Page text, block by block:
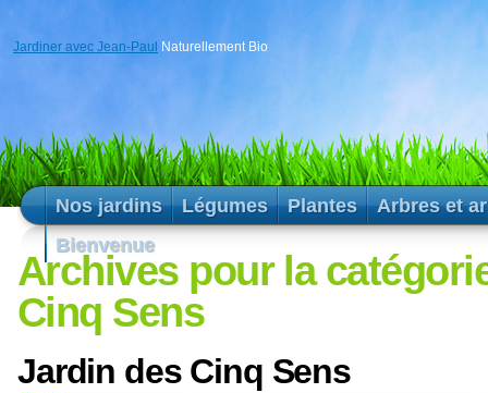
Jardiner avec Jean-Paul Naturellement Bio
Nos jardins Légumes Plantes
Arbres et
Bienvenue
Archives pour la
Cinq Sens
Jardin des Cinq Sens